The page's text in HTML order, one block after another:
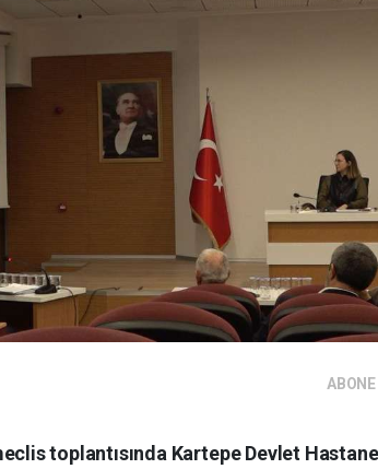
toplantısında Kartepe Devlet